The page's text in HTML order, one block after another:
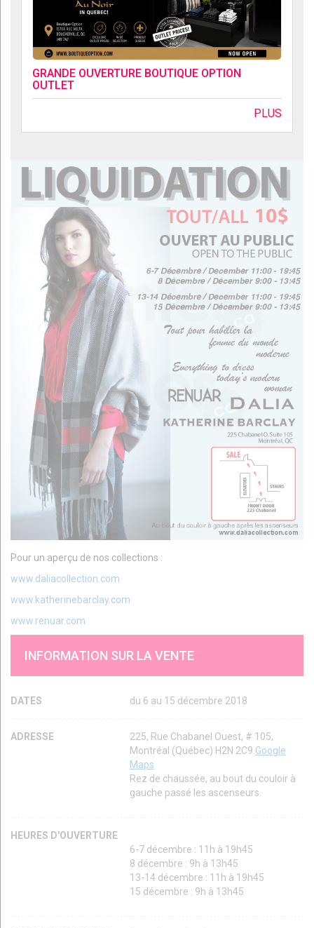
GRANDE OUVERTURE BOUTIQUE OPTION
OUTLET
PLUS
Pour un aperçu de nos collections :
www.daliacollection.com
www.katherinebarclay.com
www.renuar.com
INFORMATION SUR LA VENTE
DATES du 6 au 15 décembre 2018
ADRESSE
225, Rue Chabanel Ouest, # 105,
Montréal (Québec) H2N 2C9 Google
Maps
Rez de chaussée, au bout du couloir à
gauche passé les ascenseurs.
HEURES D'OUVERTURE
6-7 décembre : 11h à 19h45
8 décembre : 9h à 13h45
13-14 décembre : 11h à 19h45
15 décembre : 9h à 13h45